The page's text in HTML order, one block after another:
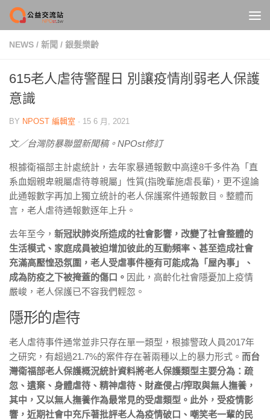
Skip to content
NEWS / 新聞 / 銀髮樂齡
615老人虐待警醒日 別讓疫情削弱老人保護
意識
BY NPOST 編輯室 · 15 6 月, 2021
文／台灣防暴聯盟新聞稿。NPOst修訂
根據衛福部主計處統計，去年家暴通報數中高達8千多件為「直
系血姻親卑親屬虐待尊親屬」性質(指晚輩施虐長輩)，更不遑論
此通報數字再加上獨立統計的老人保護案件通報數目。整體而
言，老人虐待通報數逐年上升。
去年至今， 新冠狀肺炎所造成的社會影響，改變了社會整體的
生活模式、家庭成員被迫增加彼此的互動頻率、甚至造成社會
充滿高壓惶恐氛圍，老人受虐事件極有可能成為「屋內事」、
成為防疫之下被掩蓋的傷口。 因此，高齡化社會隱憂加上疫情
嚴峻，老人保護已不容我們輕忽。
隱形的虐待
老人虐待事件通常並非只存在單一類型，根據警政人員2017年
之研究，有超過21.7%的案件存在著兩種以上的暴力形式。 而台
灣衛福部老人保護概況統計資料將老人保護類型主要分為：疏
忽、遺棄、身體虐待、精神虐待、財產侵占/搾取與無人撫養，
其中，又以無人撫養作為最常見的受虐類型。此外，受疫情影
響，近期社會中充斥著批評老人為疫情破口、嘲笑老一輩的民